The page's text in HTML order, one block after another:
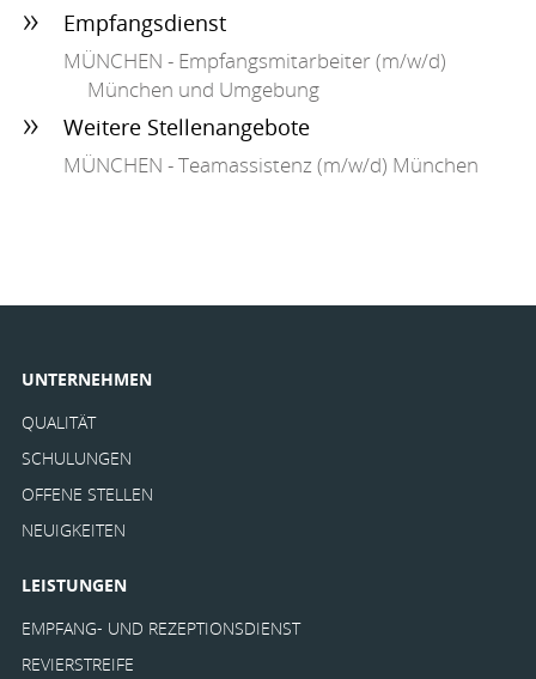
Empfangsdienst
MÜNCHEN - Empfangsmitarbeiter (m/w/d)
München und Umgebung
Weitere Stellenangebote
MÜNCHEN - Teamassistenz (m/w/d) München
UNTERNEHMEN
QUALITÄT
SCHULUNGEN
OFFENE STELLEN
NEUIGKEITEN
LEISTUNGEN
EMPFANG- UND REZEPTIONSDIENST
REVIERSTREIFE